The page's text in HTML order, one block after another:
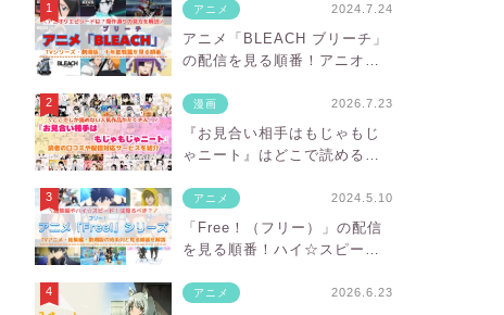
アニメ 2024.7.24
アニメ「BLEACH ブリーチ」
の配信を見る順番！アニオリ
漫画 2026.7.23
『お見合い相手はもじゃもじ
ゃニート』はどこで読める？
占配信サイトを紹介
アニメ 2024.5.10
「Free！（フリー）」の配信
を見る順番！ハイ☆スピー
紹介
アニメ 2026.6.23